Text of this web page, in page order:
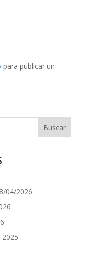
para publicar un
Buscar
04/2026